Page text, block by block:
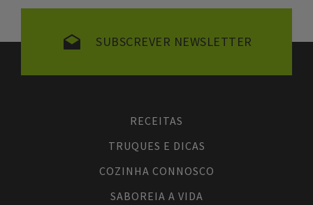
SUBSCREVER NEWSLETTER
RECEITAS
TRUQUES E DICAS
COZINHA CONNOSCO
SABOREIA A VIDA